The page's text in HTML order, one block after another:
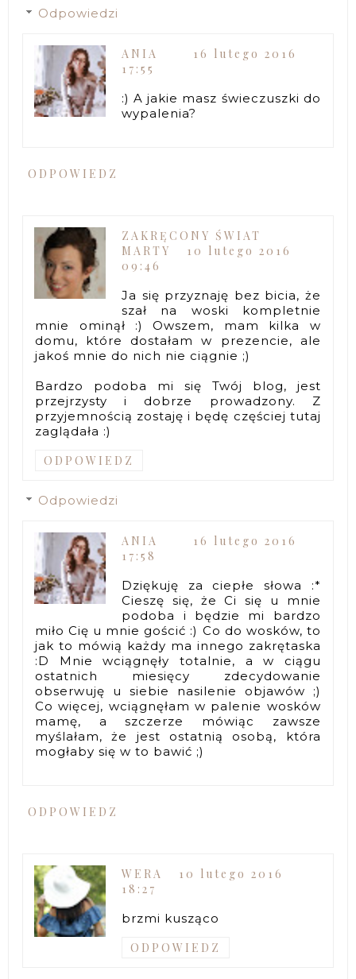
Odpowiedzi
ANIA
16 lutego 2016
17:55
:) A jakie masz świeczuszki do
wypalenia?
ODPOWIEDZ
ZAKRĘCONY ŚWIAT
MARTY
10 lutego 2016
09:46
Ja się przyznaję bez bicia, że
szał na woski kompletnie
mnie ominął :) Owszem, mam kilka w
domu, które dostałam w prezencie, ale
jakoś mnie do nich nie ciągnie ;)
Bardzo podoba mi się Twój blog, jest
przejrzysty i dobrze prowadzony. Z
przyjemnością zostaję i będę częściej tutaj
zaglądała :)
ODPOWIEDZ
Odpowiedzi
ANIA
16 lutego 2016
17:58
Dziękuję za ciepłe słowa :*
Cieszę się, że Ci się u mnie
podoba i będzie mi bardzo
miło Cię u mnie gościć :) Co do wosków, to
jak to mówią każdy ma innego zakrętaska
:D Mnie wciągnęły totalnie, a w ciągu
ostatnich miesięcy zdecydowanie
obserwuję u siebie nasilenie objawów ;)
Co więcej, wciągnęłam w palenie wosków
mamę, a szczerze mówiąc zawsze
myślałam, że jest ostatnią osobą, która
mogłaby się w to bawić ;)
ODPOWIEDZ
WERA
10 lutego 2016
18:27
brzmi kusząco
ODPOWIEDZ